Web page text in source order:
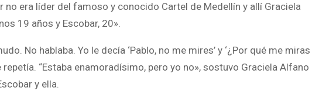
no era líder del famoso y conocido Cartel de Medellín y allí Graciela
19 años y Escobar, 20».
No hablaba. Yo le decía ‘Pablo, no me mires’ y ‘¿Por qué me miras
repetía. “Estaba enamoradísimo, pero yo no», sostuvo Graciela Alfano
y ella.